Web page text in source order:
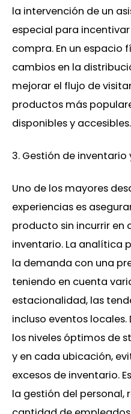
la intervención de un
especial para
compra. En un espacio
cambios en la
mejorar el flujo de
productos más
disponibles y accesibles.
3. Gestión de
Uno de los mayores
experiencias es
producto sin incurrir en
inventario. La analítica
la demanda con una
teniendo en cuenta
estacionalidad, las
incluso eventos
los niveles óptimos de
y en cada ubicación,
excesos de inventario.
la gestión del personal,